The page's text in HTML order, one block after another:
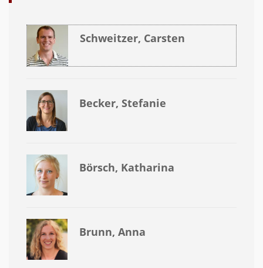
Schweitzer, Carsten
Becker, Stefanie
Börsch, Katharina
Brunn, Anna